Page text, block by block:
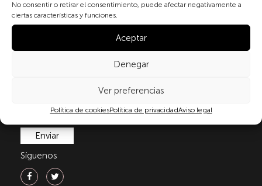
No consentir o retirar el consentimiento, puede afectar negativamente a
ciertas características y funciones.
Aceptar
Denegar
Ver preferencias
Política de cookiesPolítica de privacidadAviso legal
materia de protección de datos personales, en
particular, de acuerdo con lo dispuesto en el
del Consejo de 27 de abril de 2016 (RGPD) y la Ley
Datos Personales y garantía de los derechos
política de privacidad
Síguenos